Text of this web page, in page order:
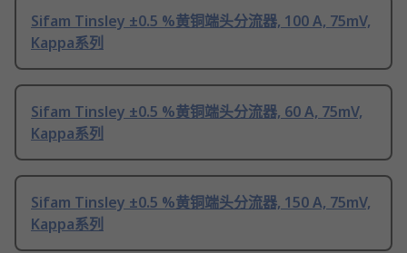
Sifam Tinsley ±0.5 %黄铜端头分流器, 100 A, 75mV,
Kappa系列
Sifam Tinsley ±0.5 %黄铜端头分流器, 60 A, 75mV,
Kappa系列
Sifam Tinsley ±0.5 %黄铜端头分流器, 150 A, 75mV,
Kappa系列